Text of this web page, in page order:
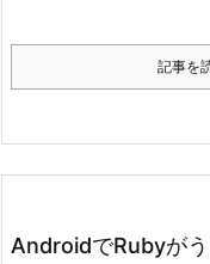
記事を
AndroidでRubyが